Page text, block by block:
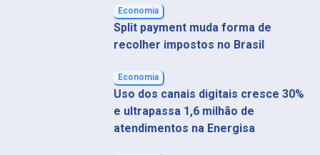
Economia
Split payment muda forma de
recolher impostos no Brasil
Economia
Uso dos canais digitais cresce 30%
e ultrapassa 1,6 milhão de
atendimentos na Energisa